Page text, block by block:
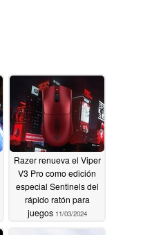
Razer renueva el Viper
V3 Pro como edición
especial Sentinels del
rápido ratón para
juegos 11/03/2024